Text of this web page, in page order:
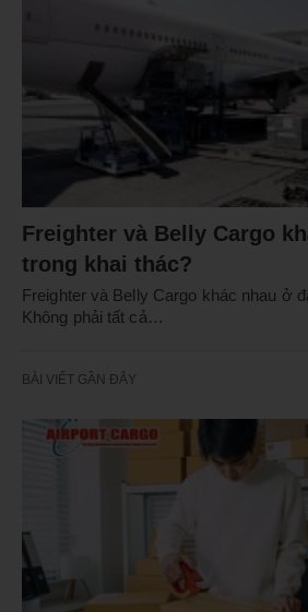
Freighter và Belly Cargo
trong khai thác?
Freighter và Belly Cargo khác nhau ở
Không phải tất cả…
BÀI VIẾT GẦN ĐÂY